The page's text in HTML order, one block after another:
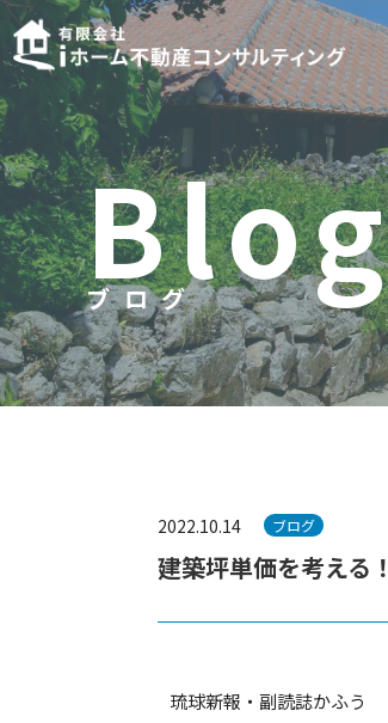
Blog
ブログ
ブ ロ グ
建築坪単価を考える！
2022.10.14 ブログ
琉球新報・副読誌かふう